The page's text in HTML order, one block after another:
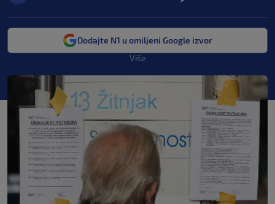
Dodajte N1 u omiljeni Google izvor
Više